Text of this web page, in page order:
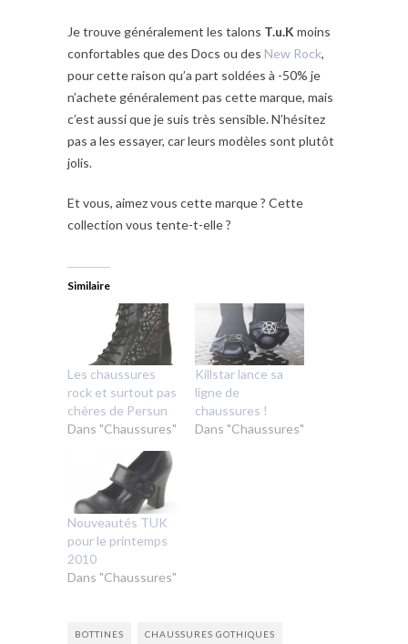
Je trouve généralement les talons T.u.K moins
confortables que des Docs ou des New Rock,
pour cette raison qu’a part soldées à -50% je
n’achete généralement pas cette marque, mais
c’est aussi que je suis très sensible. N’hésitez
pas a les essayer, car leurs modèles sont plutôt
jolis.
Et vous, aimez vous cette marque ? Cette
collection vous tente-t-elle ?
Similaire
Les chaussures
rock et surtout pas
chères de Persun
Dans "Chaussures"
Killstar lance sa
ligne de
chaussures !
Dans "Chaussures"
Nouveautés TUK
pour le printemps
2010
Dans "Chaussures"
BOTTINES CHAUSSURES GOTHIQUES